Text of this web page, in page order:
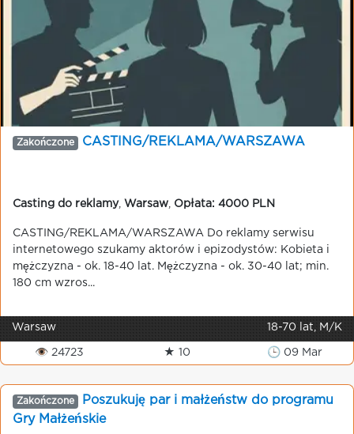
Zakończone CASTING/REKLAMA/WARSZAWA
Casting do reklamy, Warsaw Opłata: 4000 PLN
CASTING/REKLAMA/WARSZAWA Do reklamy serwisu
internetowego szukamy aktorów i epizodystów: Kobieta i
mężczyzna - ok. 18-40 lat. Mężczyzna - ok. 30-40 lat; min.
180 cm wzros...
Warsaw 18-70 lat, M/K
👁 24723 ★ 10 🕒 09 Mar
Zakończone
Poszukuję par i małżeństw do programu
Gry Małżeńskie